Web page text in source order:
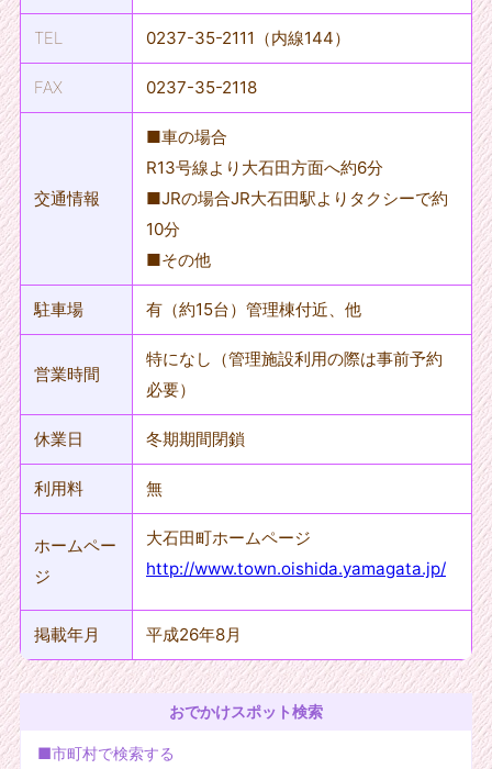
TEL 0237-35-2111（内線144）
FAX 0237-35-2118
交通情報
■車の場合
R13号線より大石田方面へ約6分
■JRの場合JR大石田駅よりタクシーで約
10分
■その他
駐車場 有（約15台）管理棟付近、他
営業時間
特になし（管理施設利用の際は事前予約
必要）
休業日 冬期期間閉鎖
利用料 無
ホームペー
ジ
大石田町ホームページ
http://www.town.oishida.yamagata.jp/
掲載年月 平成26年8月
おでかけスポット検索
■市町村で検索する